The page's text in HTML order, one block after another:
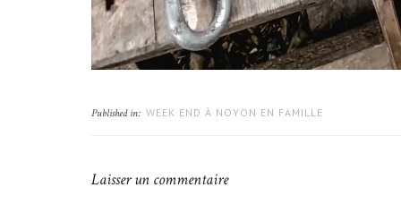
Published in: WEEK END À NOYON EN FAMILLE
Laisser un commentaire